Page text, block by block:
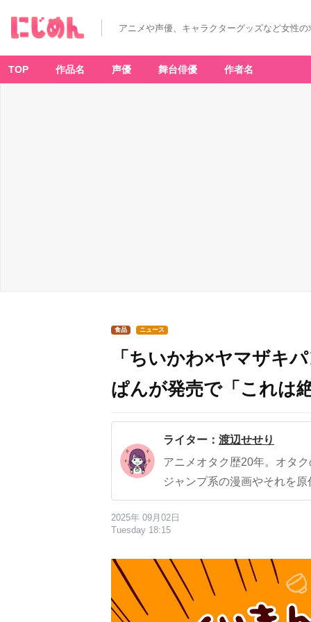
アニメや声優、キャラクターグッズなど女性
TOP 作品名 声優 舞台俳優 作者名
食品 ニュース
「ちいかわ×ヤマザキ
ぱんが発売で「これは
ライター： 渡辺せせり
アニメオタク歴20年。オタ
ジャンプ系の漫画やそれを
2025年 09月02日
Tuesday 18:15